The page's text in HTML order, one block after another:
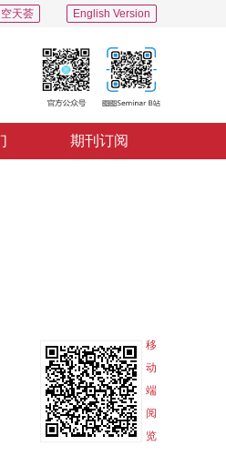
English Version
空天荟
期刊订阅
移
动
端
阅
览